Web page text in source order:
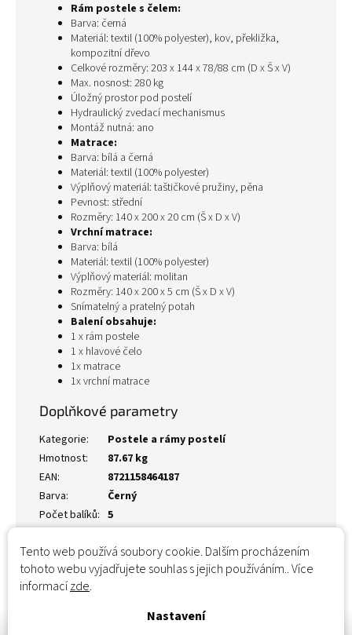
Tento web používá soubory cookie. Dalším procházením
tohoto webu vyjadřujete souhlas s jejich používáním.. Více
informacízde.
Nastavení
Rám postele s čelem:
Barva: černá
Materiál: textil (100% polyester), kov, překližka,
kompozitní dřevo
Celkové rozměry: 203 x 144 x 78/88 cm (D x Š x V)
Max. nosnost: 280 kg
Úložný prostor pod postelí
Hydraulický zvedací mechanismus
Montáž nutná: ano
Matrace:
Barva: bílá a černá
Materiál: textil (100% polyester)
Výplňový materiál: taštičkové pružiny, pěna
Pevnost: střední
Rozměry: 140 x 200 x 20 cm (Š x D x V)
Vrchní matrace:
Barva: bílá
Materiál: textil (100% polyester)
Výplňový materiál: molitan
Rozměry: 140 x 200 x 5 cm (Š x D x V)
Snímatelný a pratelný potah
Balení obsahuje:
1 x rám postele
1 x hlavové čelo
1x matrace
1x vrchní matrace
Doplňkové parametry
Kategorie:
Postele a rámy postelí
Hmotnost:
87.67 kg
EAN:
8721158464187
Barva:
Černý
Počet balíků: 5